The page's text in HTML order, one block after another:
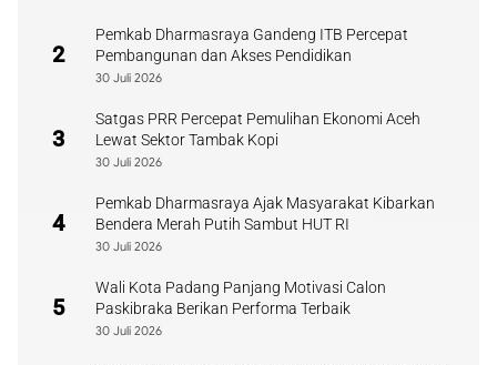
2
Pemkab Dharmasraya Gandeng ITB Percepat
Pembangunan dan Akses Pendidikan
30 Juli 2026
3
Satgas PRR Percepat Pemulihan Ekonomi Aceh
Lewat Sektor Tambak Kopi
30 Juli 2026
4
Pemkab Dharmasraya Ajak Masyarakat Kibarkan
Bendera Merah Putih Sambut HUT RI
30 Juli 2026
5
Wali Kota Padang Panjang Motivasi Calon
Paskibraka Berikan Performa Terbaik
30 Juli 2026